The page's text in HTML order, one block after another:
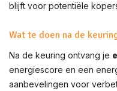
blijft voor potentiële
Wat te doen na de
Na de keuring ontvang je
energiescore en een
aanbevelingen voor